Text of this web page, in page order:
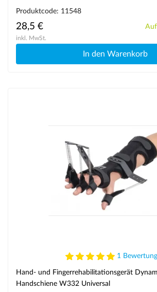
Produktcode: 11548
28,5 €
inkl. MwSt.
In den Warenkorb
1
Hand- und Fingerrehabilitationsgerät
Handschiene W332 Universal